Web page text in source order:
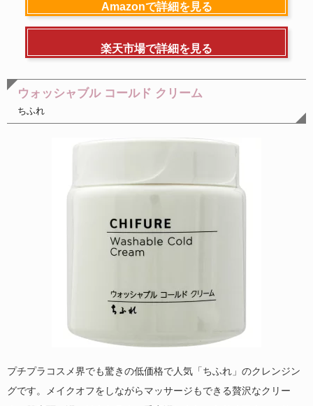
Amazonで詳細を見る
楽天市場で詳細を見る
ウォッシャブル コールド クリーム
ちふれ
プチプラコスメ界でも驚きの低価格で人気「ちふれ」のクレンジン
グです。メイクオフをしながらマッサージもできる贅沢なクリー